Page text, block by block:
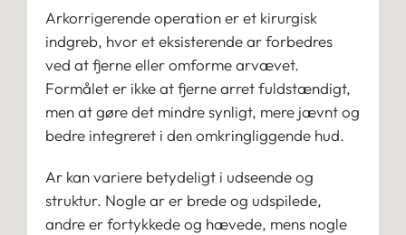
Arkorrigerende operation er et kirurgisk
indgreb, hvor et eksisterende ar forbedres
ved at fjerne eller omforme arvævet.
Formålet er ikke at fjerne arret fuldstændigt,
men at gøre det mindre synligt, mere jævnt og
bedre integreret i den omkringliggende hud.
Ar kan variere betydeligt i udseende og
struktur. Nogle ar er brede og udspilede,
andre er fortykkede og hævede, mens nogle